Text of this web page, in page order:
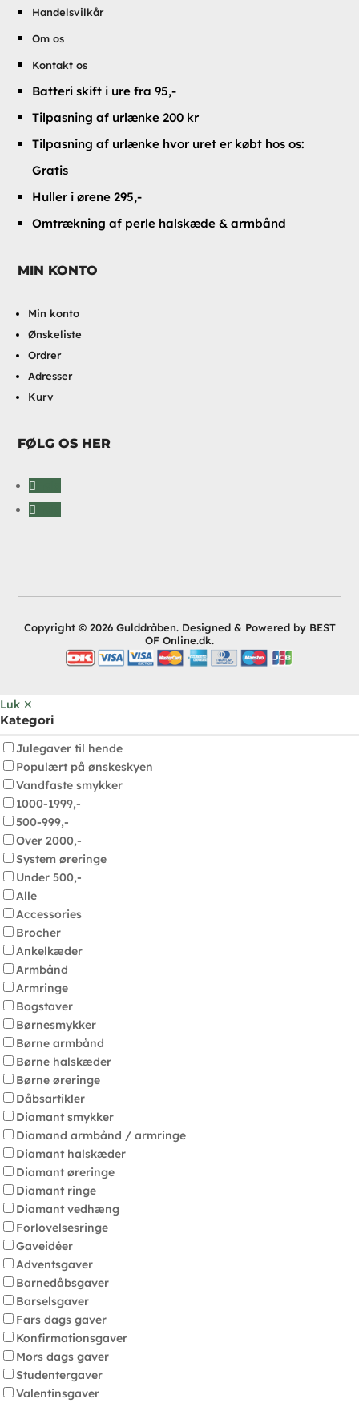
Handelsvilkår
Om os
Kontakt os
Batteri skift i ure fra 95,-
Tilpasning af urlænke 200 kr
Tilpasning af urlænke hvor uret er købt hos os:
Gratis
Huller i ørene 295,-
Omtrækning af perle halskæde & armbånd
MIN KONTO
Min konto
Ønskeliste
Ordrer
Adresser
Kurv
FØLG OS HER
Copyright © 2026 Gulddråben. Designed & Powered by BEST
OF Online.dk.
Luk ✕
Kategori
Julegaver til hende
Populært på ønskeskyen
Vandfaste smykker
1000-1999,-
500-999,-
Over 2000,-
System øreringe
Under 500,-
Alle
Accessories
Brocher
Ankelkæder
Armbånd
Armringe
Bogstaver
Børnesmykker
Børne armbånd
Børne halskæder
Børne øreringe
Dåbsartikler
Diamant smykker
Diamand armbånd / armringe
Diamant halskæder
Diamant øreringe
Diamant ringe
Diamant vedhæng
Forlovelsesringe
Gaveidéer
Adventsgaver
Barnedåbsgaver
Barselsgaver
Fars dags gaver
Konfirmationsgaver
Mors dags gaver
Studentergaver
Valentinsgaver